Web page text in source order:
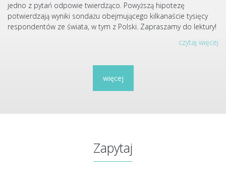
jedno z pytań odpowie twierdząco. Powyższą hipotezę
potwierdzają wyniki sondażu obejmującego kilkanaście tysięcy
respondentów ze świata, w tym z Polski. Zapraszamy do lektury!
czytaj więcej
więcej
Zapytaj